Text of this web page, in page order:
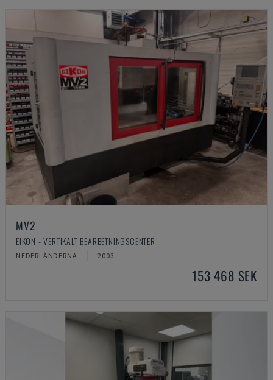
MV2
EIKON - VERTIKALT BEARBETNINGSCENTER
NEDERLÄNDERNA 2003
153 468 SEK